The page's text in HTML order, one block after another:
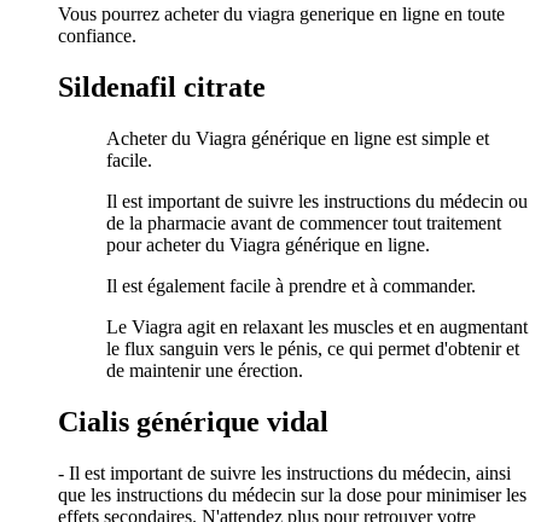
Vous pourrez acheter du viagra generique en ligne en toute
confiance.
Sildenafil citrate
Acheter du Viagra générique en ligne est simple et
facile.
Il est important de suivre les instructions du médecin ou
de la pharmacie avant de commencer tout traitement
pour acheter du Viagra générique en ligne.
Il est également facile à prendre et à commander.
Le Viagra agit en relaxant les muscles et en augmentant
le flux sanguin vers le pénis, ce qui permet d'obtenir et
de maintenir une érection.
Cialis générique vidal
- Il est important de suivre les instructions du médecin, ainsi
que les instructions du médecin sur la dose pour minimiser les
effets secondaires. N'attendez plus pour retrouver votre